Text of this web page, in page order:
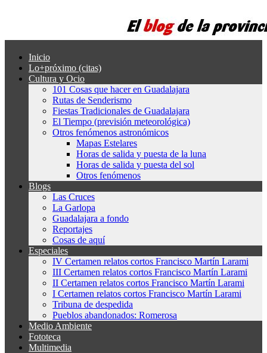
Inicio
Lo+próximo (citas)
Cultura y Ocio
101 Cosas que hacer en Guadalajara
Rutas de Senderismo
Fiestas Tradicionales de Guadalajara
El Tiempo (previsión meteorológica)
Otros fenómenos astronómicos
Mapas Estelares
Horas de salida y puesta de la luna
Horas de salida y puesta del sol
Otros fenómenos
Blogs
Las Cruces
La Garlopa
Guadalajara a fondo
Reportajes
Cosas de aquí
Especiales
IV Certamen relatos cortos Francisco Martín Larami
III Certamen relatos cortos Francisco Martín Larami
II Certamen relatos cortos Francisco Martín Larami
I Certamen relatos cortos Francisco Martín Larami
Tribuna de despedida
Pueblos abandonados: Romerosa
Medio Ambiente
Fototeca
Multimedia